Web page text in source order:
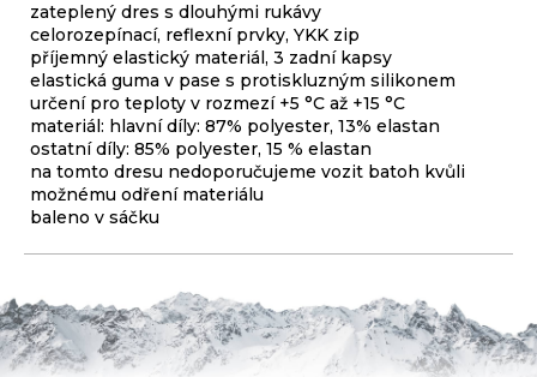
zateplený dres s dlouhými rukávy
celorozepínací, reflexní prvky, YKK zip
příjemný elastický materiál, 3 zadní kapsy
elastická guma v pase s protiskluzným silikonem
určení pro teploty v rozmezí +5 °C až +15 °C
materiál: hlavní díly: 87% polyester, 13% elastan
ostatní díly: 85% polyester, 15 % elastan
na tomto dresu nedoporučujeme vozit batoh kvůli
možnému odření materiálu
baleno v sáčku